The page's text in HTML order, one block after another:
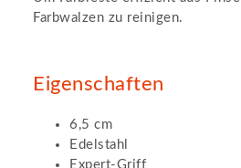
Farbwalzen zu reinigen.
Eigenschaften
6,5 cm
Edelstahl
Expert-Griff